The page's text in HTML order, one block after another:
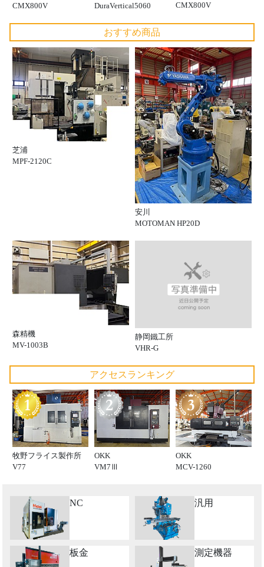
CMX800V
DuraVertical5060
CMX800V
おすすめ商品
芝浦
MPF-2120C
安川
MOTOMAN HP20D
森精機
MV-1003B
静岡鐵工所
VHR-G
アクセスランキング
牧野フライス製作所
V77
OKK
VM7Ⅲ
OKK
MCV-1260
NC 汎用
板金 測定機器